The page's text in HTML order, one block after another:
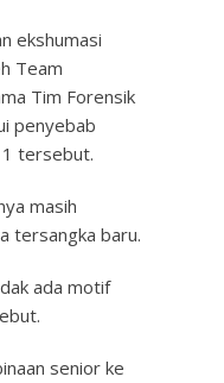
ekshumasi
Team
Tim Forensik
penyebab
tersebut.
masih
tersangka baru.
ada motif
senior ke